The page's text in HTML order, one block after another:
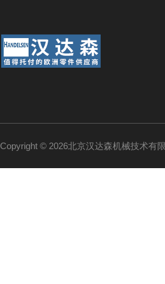
Copyright © 2026北京汉达森机械技术